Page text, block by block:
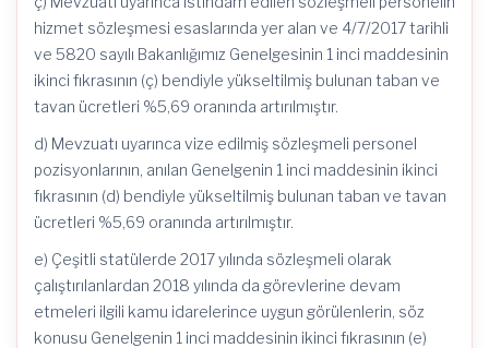
hizmet sözleşmesi esaslarında yer alan ve 4/7/2017 tarihli
ve 5820 sayılı Bakanlığımız Genelgesinin 1 inci maddesinin
ikinci fıkrasının (ç) bendiyle yükseltilmiş bulunan taban ve
tavan ücretleri %5,69 oranında artırılmıştır.
d) Mevzuatı uyarınca vize edilmiş sözleşmeli personel
pozisyonlarının, anılan Genelgenin 1 inci maddesinin ikinci
fıkrasının (d) bendiyle yükseltilmiş bulunan taban ve tavan
ücretleri %5,69 oranında artırılmıştır.
e) Çeşitli statülerde 2017 yılında sözleşmeli olarak
çalıştırılanlardan 2018 yılında da görevlerine devam
etmeleri ilgili kamu idarelerince uygun görülenlerin, söz
konusu Genelgenin 1 inci maddesinin ikinci fıkrasının (e)